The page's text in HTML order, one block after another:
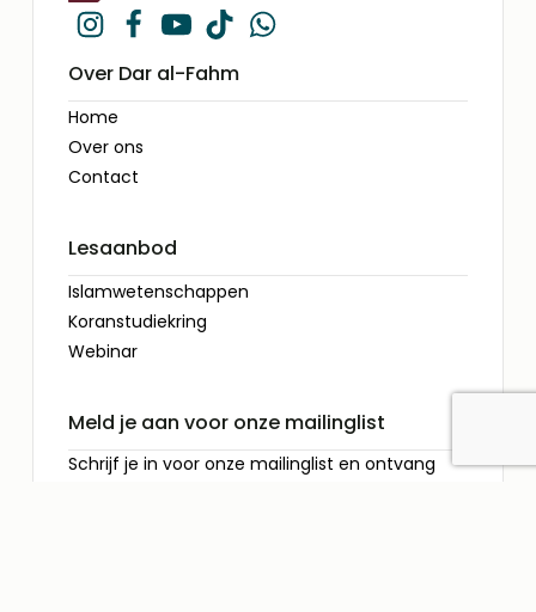
Over Dar al-Fahm
Home
Over ons
Contact
Lesaanbod
Islamwetenschappen
Koranstudiekring
Webinar
Meld je aan voor onze mailinglist
Schrijf je in voor onze mailinglist en ontvang